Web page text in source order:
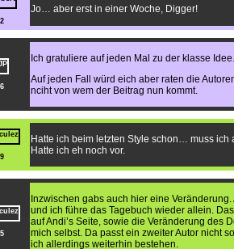
Jo… aber erst in einer Woche, Digger!
Ich gratuliere auf jeden Mal zu der klasse Idee.
Auf jeden Fall würd eich aber raten die
nciht von wem der Beitrag nun kommt.
Hatte ich beim letzten Style schon… muss
Hatte ich eh noch vor.
Inzwischen gabs auch hier eine
und ich führe das Tagebuch wieder allein.
auf Andi’s Seite, sowie die Veränderung des
mich selbst. Da passt ein zweiter Autor nicht
ich allerdings weiterhin bestehen.